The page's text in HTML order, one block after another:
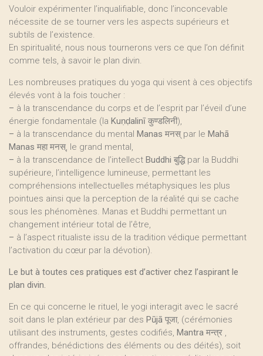
Vouloir expérimenter l’inqualifiable, donc l’inconcevable
nécessite de se tourner vers les aspects supérieurs et
subtils de l’existence.
En spiritualité, nous nous tournerons vers ce que l’on définit
comme tels, à savoir le plan divin.
Les nombreuses pratiques du yoga qui visent à ces objectifs
élevés vont à la fois toucher :
– à la transcendance du corps et de l’esprit par l’éveil d’une
énergie fondamentale (la Kuṇḍalinīकुण्डलिनी),
– à la transcendance du mental Manas मनस् par le Mahā
Manas महा मनस्, le grand mental,
– à la transcendance de l’intellect Buddhi बुद्धि par la Buddhi
supérieure, l’intelligence lumineuse, permettant les
compréhensions intellectuelles métaphysiques les plus
pointues ainsi que la perception de la réalité qui se cache
sous les phénomènes. Manas et Buddhi permettant un
changement intérieur total de l’être,
– à l’aspect ritualiste issu de la tradition védique permettant
l’activation du cœur par la dévotion).
Le but à toutes ces pratiques est d’activer chez l’aspirant le
plan divin.
En ce qui concerne le rituel, le yogi interagit avec le sacré
soit dans le plan extérieur par des Pūjā पूजा, (cérémonies
utilisant des instruments, gestes codifiés, Mantra मन्त्र ,
offrandes, bénédictions des éléments ou des déités), soit